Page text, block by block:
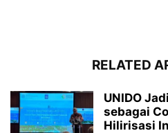
RELATED
UNIDO
sebagai
Hilirisasi